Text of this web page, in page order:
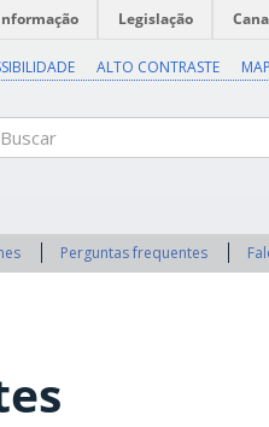
Legislação
ALTO CONTRASTE
Perguntas frequentes